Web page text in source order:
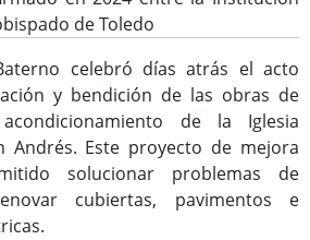
de Toledo
celebró días atrás el acto
y bendición de las obras de
de la Iglesia
Andrés. Este proyecto de mejora
solucionar problemas de
cubiertas, pavimentos e